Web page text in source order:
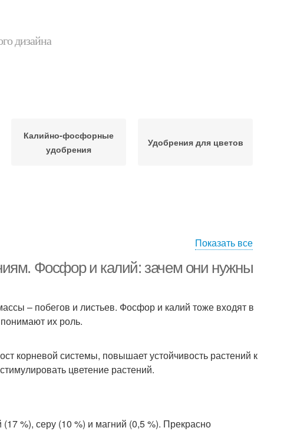
дизайна
Калийно-фосфорные
удобрения
Удобрения для цветов
Показать все
Фосфор и калий: зачем они нужны
– побегов и листьев. Фосфор и калий тоже входят в
их роль.
корневой системы, повышает устойчивость растений к
цветение растений.
%), серу (10 %) и магний (0,5 %). Прекрасно